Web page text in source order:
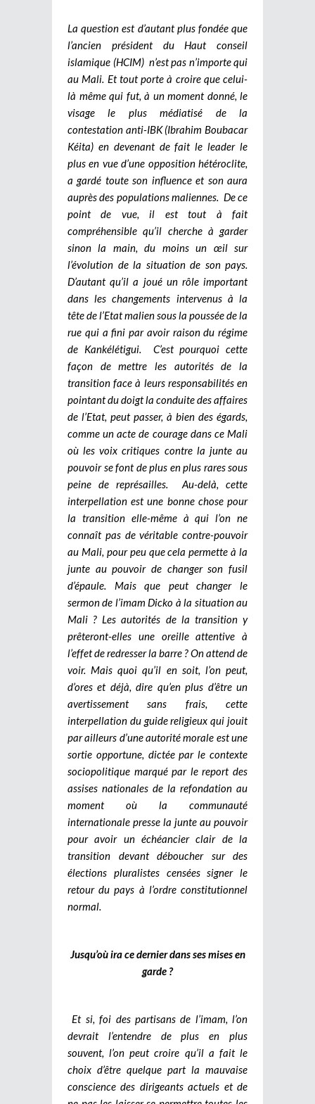
La question est d’autant plus fondée que
l’ancien président du Haut conseil
islamique (HCIM) n’est pas n’importe qui
au Mali. Et tout porte à croire que celui-
là même qui fut, à un moment donné, le
visage le plus médiatisé de la
contestation anti-IBK (Ibrahim Boubacar
Kéita) en devenant de fait le leader le
plus en vue d’une opposition hétéroclite,
a gardé toute son influence et son aura
auprès des populations maliennes. De ce
point de vue, il est tout à fait
compréhensible qu’il cherche à garder
sinon la main, du moins un œil sur
l’évolution de la situation de son pays.
D’autant qu’il a joué un rôle important
dans les changements intervenus à la
tête de l’Etat malien sous la poussée de la
rue qui a fini par avoir raison du régime
de Kankélétigui. C’est pourquoi cette
façon de mettre les autorités de la
transition face à leurs responsabilités en
pointant du doigt la conduite des affaires
de l’Etat, peut passer, à bien des égards,
comme un acte de courage dans ce Mali
où les voix critiques contre la junte au
pouvoir se font de plus en plus rares sous
peine de représailles. Au-delà, cette
interpellation est une bonne chose pour
la transition elle-même à qui l’on ne
connaît pas de véritable contre-pouvoir
au Mali, pour peu que cela permette à la
junte au pouvoir de changer son fusil
d’épaule. Mais que peut changer le
sermon de l’imam Dicko à la situation au
Mali ? Les autorités de la transition y
prêteront-elles une oreille attentive à
l’effet de redresser la barre ? On attend de
voir. Mais quoi qu’il en soit, l’on peut,
d’ores et déjà, dire qu’en plus d’être un
avertissement sans frais, cette
interpellation du guide religieux qui jouit
par ailleurs d’une autorité morale est une
sortie opportune, dictée par le contexte
sociopolitique marqué par le report des
assises nationales de la refondation au
moment où la communauté
internationale presse la junte au pouvoir
pour avoir un échéancier clair de la
transition devant déboucher sur des
élections pluralistes censées signer le
retour du pays à l’ordre constitutionnel
normal.
Jusqu’où ira ce dernier dans ses mises en
garde ?
Et si, foi des partisans de l’imam, l’on
devrait l’entendre de plus en plus
souvent, l’on peut croire qu’il a fait le
choix d’être quelque part la mauvaise
conscience des dirigeants actuels et de